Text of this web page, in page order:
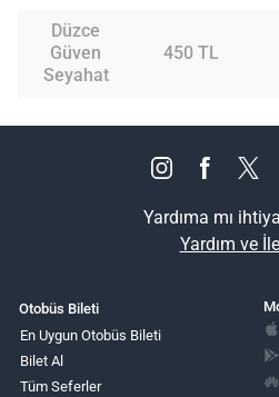
Düzce
Güven
Seyahat
450 TL
Yardıma mı
Yardım ve
Otobüs Bileti
En Uygun Otobüs Bileti
Bilet Al
Tüm Seferler